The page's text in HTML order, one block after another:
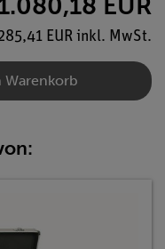
EUR inkl. MwSt.
Warenkorb